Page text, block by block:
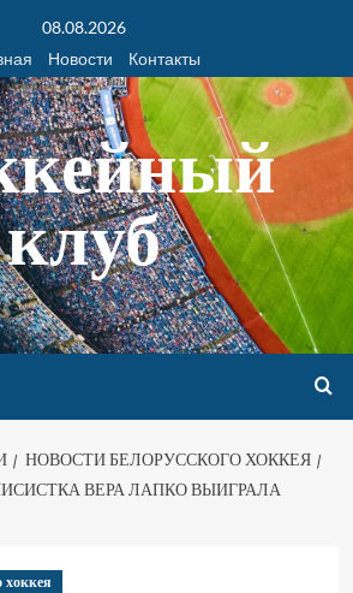
08.08.2026
Новости Контакты
клуб
НОВОСТИ БЕЛОРУССКОГО ХОККЕЯ
ВЕРА ЛАПКО ВЫИГРАЛА
хоккея